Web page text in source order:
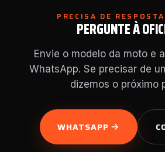
PRECISA DE
PERGUNTE À
Envie o modelo da moto e
WhatsApp. Se precisar de
dizemos o próximo
WHATSAPP